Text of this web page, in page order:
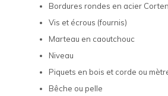
Bordures rondes en acier
Vis et écrous (fournis)
Marteau en caoutchouc
Niveau
Piquets en bois et corde ou
Bêche ou pelle